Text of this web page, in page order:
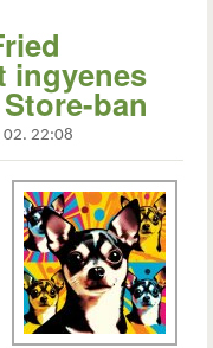
ingyenes
ban
22:08